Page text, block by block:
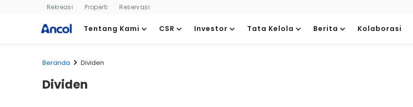
Rekreasi Properti Reservasi
Tentang Kami CSR Investor Tata Kelola Berita Kolaborasi
Beranda Dividen
Dividen